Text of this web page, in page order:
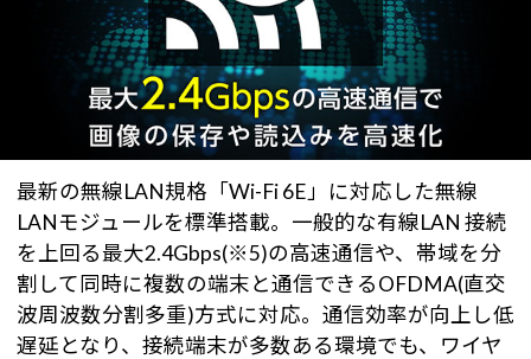
最新の無線LAN規格「Wi-Fi 6E」に対応した無線
LANモジュールを標準搭載。一般的な有線LAN 接続
を上回る最大2.4Gbps(※5)の高速通信や、帯域を分
割して同時に複数の端末と通信できるOFDMA(直交
波周波数分割多重)方式に対応。通信効率が向上し低
遅延となり、接続端末が多数ある環境でも、ワイヤ